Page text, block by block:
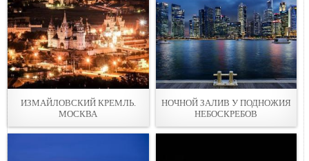
ИЗМАЙЛОВСКИЙ КРЕМЛЬ.
МОСКВА
НОЧНОЙ ЗАЛИВ У ПОДНОЖИЯ
НЕБОСКРЕБОВ